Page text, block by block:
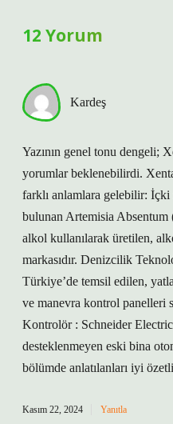
12 Yorum
Kardeş
Yazının genel tonu dengeli;
yorumlar beklenebilirdi.
farklı anlamlara gelebilir: İçki
bulunan Artemisia Absentum
alkol kullanılarak üretilen,
markasıdır. Denizcilik
Türkiye’de temsil edilen,
ve manevra kontrol panelleri
Kontrolör : Schneider Electric
desteklenmeyen eski bina
bölümde anlatılanları iyi
Kasım 22, 2024 Yanıtla